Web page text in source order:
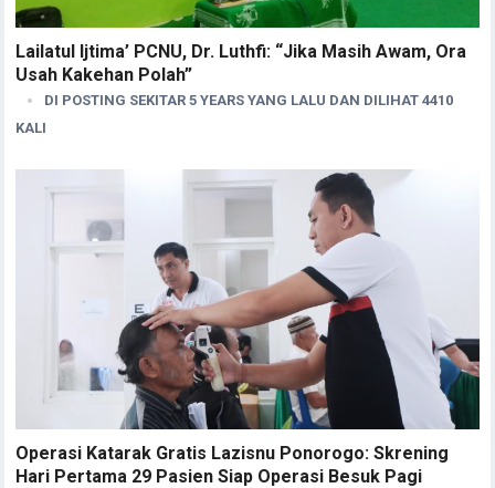
Lailatul Ijtima’ PCNU, Dr. Luthfi: “Jika Masih Awam, Ora
Usah Kakehan Polah”
DI POSTING SEKITAR 5 YEARS YANG LALU DAN DILIHAT 4410
KALI
Operasi Katarak Gratis Lazisnu Ponorogo: Skrening
Hari Pertama 29 Pasien Siap Operasi Besuk Pagi